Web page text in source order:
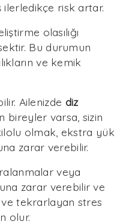
ilerledikçe risk artar.
olasılığı
Bu durumun
ve kemik
Ailenizde diz
bireyler varsa, sizin
olmak, ekstra yük
zarar verebilir.
veya
zarar verebilir ve
ve tekrarlayan stres
olur.